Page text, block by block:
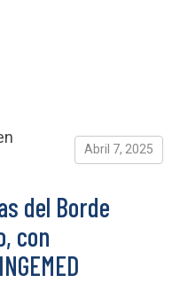
Abril 7, 2025
del Borde
con